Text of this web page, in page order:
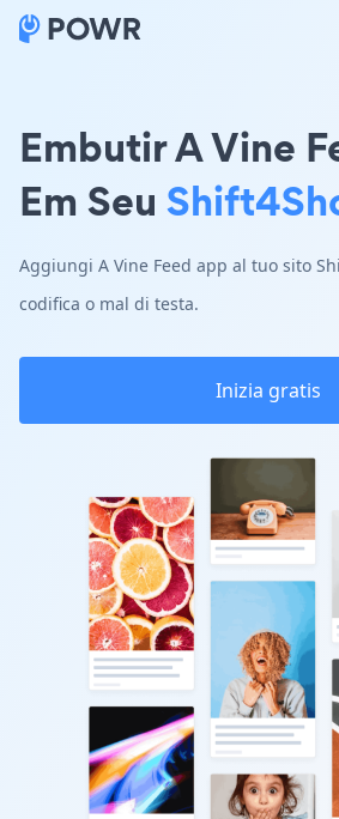
Embutir A Vine
Em Seu
Aggiungi A Vine Feed app al tuo sito
codifica o mal di testa.
Inizia gratis